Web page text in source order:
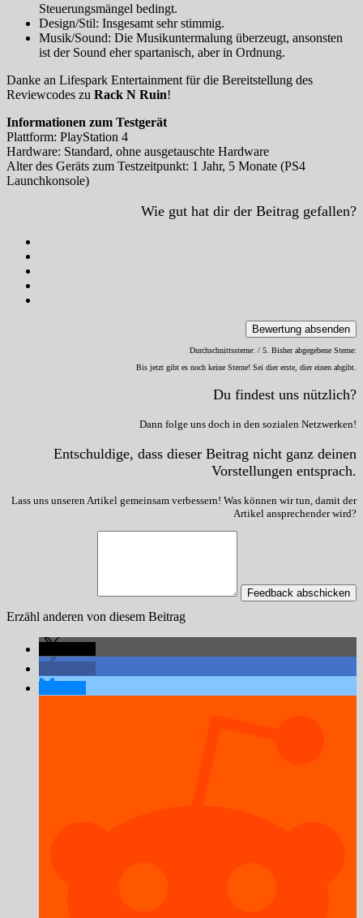
Steuerungsmängel bedingt.
Design/Stil: Insgesamt sehr stimmig.
Musik/Sound: Die Musikuntermalung überzeugt, ansonsten
ist der Sound eher spartanisch, aber in Ordnung.
Danke an Lifespark Entertainment für die Bereitstellung des
Reviewcodes zu Rack N Ruin!
Informationen zum Testgerät
Plattform: PlayStation 4
Hardware: Standard, ohne ausgetauschte Hardware
Alter des Geräts zum Testzeitpunkt: 1 Jahr, 5 Monate (PS4
Launchkonsole)
Wie gut hat dir der Beitrag gefallen?
Bewertung absenden
Durchschnittssterne: / 5. Bisher abgegebene Sterne:
Bis jetzt gibt es noch keine Sterne! Sei dier erste, dier einen abgibt.
Du findest uns nützlich?
Dann folge uns doch in den sozialen Netzwerken!
Entschuldige, dass dieser Beitrag nicht ganz deinen
Vorstellungen entsprach.
Lass uns unseren Artikel gemeinsam verbessern! Was können wir tun, damit der
Artikel ansprechender wird?
Feedback abschicken
Erzähl anderen von diesem Beitrag